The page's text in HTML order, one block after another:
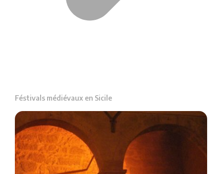
Féstivals médiévaux en Sicile